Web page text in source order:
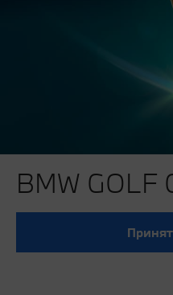
BMW GOLF